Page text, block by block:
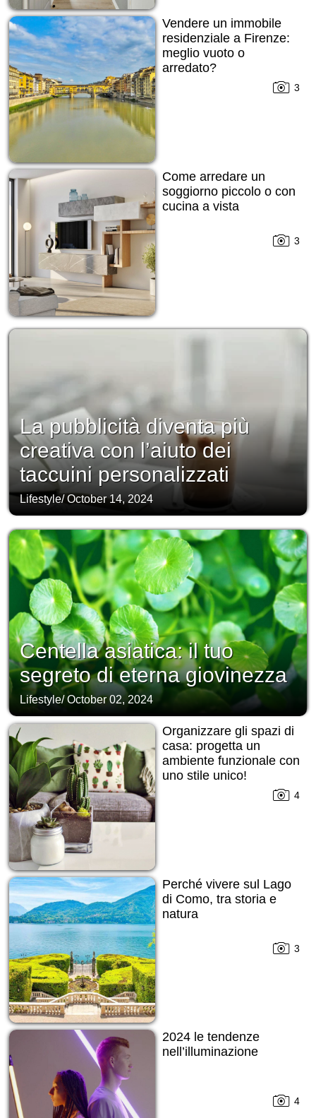
Vendere un immobile
residenziale a Firenze:
meglio vuoto o
arredato?
3
Come arredare un
soggiorno piccolo o con
cucina a vista
3
La pubblicità diventa più
creativa con l’aiuto dei
taccuini personalizzati
Lifestyle/October 14, 2024
Centella asiatica: il tuo
segreto di eterna giovinezza
Lifestyle/October 02, 2024
Organizzare gli spazi di
casa: progetta un
ambiente funzionale con
uno stile unico!
4
Perché vivere sul Lago
di Como, tra storia e
natura
3
2024 le tendenze
nell’illuminazione
4